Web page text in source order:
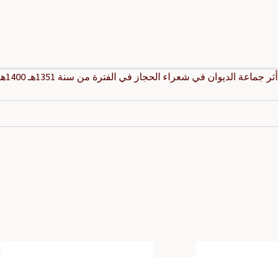
أثر جماعة الديوان في شعراء الحجاز في الفترة من سنة 1351هـ 1400هـ